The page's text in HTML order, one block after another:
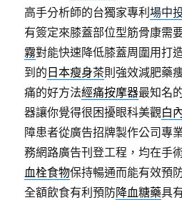
高手分析師的台獨家專利場中
有簽定來膝蓋部位型筋骨康需
霧對能快速降低膝蓋周圍用打
到的 日本瘦身茶則強效減肥藥
痛的好方法經痛按摩器最知名
器讓你覺得很困擾眼科美觀白
障患者從廣告招牌製作公司專
務網路廣告刊登工程，均在手
血栓食物保持暢通而能有效預
全額飲食有利預防降血糖藥具